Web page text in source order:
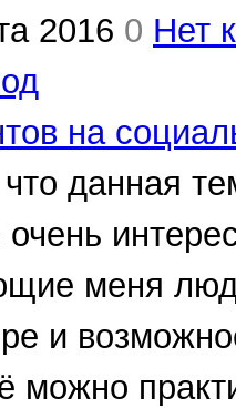
2016 0 Нет
на
данная
меня
и
можно